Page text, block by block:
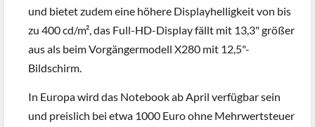
und bietet zudem eine höhere Displayhelligkeit von bis
zu 400 cd/m², das Full-HD-Display fällt mit 13,3" größer
aus als beim Vorgängermodell X280 mit 12,5"-
Bildschirm.
In Europa wird das Notebook ab April verfügbar sein
und preislich bei etwa 1000 Euro ohne Mehrwertsteuer